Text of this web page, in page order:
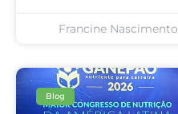
Francine Nascimento
Blog